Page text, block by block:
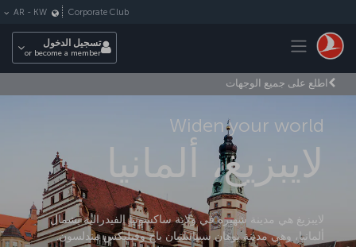
Toggle navigation
Corporate Club
AR - KW
تسجيل الدخول
or become a member
اطلع على جميع الوجهات
Widen your world
لايبزيغ، ألمانيا
لايبزيغ هي مدينة شهيرة في ولاية ساكسونيا الفيدرالية بشمال
ألمانيا، وهي مدينة يوهان سيباستيان باخ وفيليكس مندلسون.